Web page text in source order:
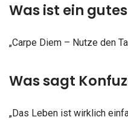
Was ist ein
„Carpe Diem – Nutze den
Was sagt
„Das Leben ist wirklich